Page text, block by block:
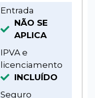
Entrada
NÃO SE
APLICA
IPVA e
licenciamento
INCLUÍDO
Seguro